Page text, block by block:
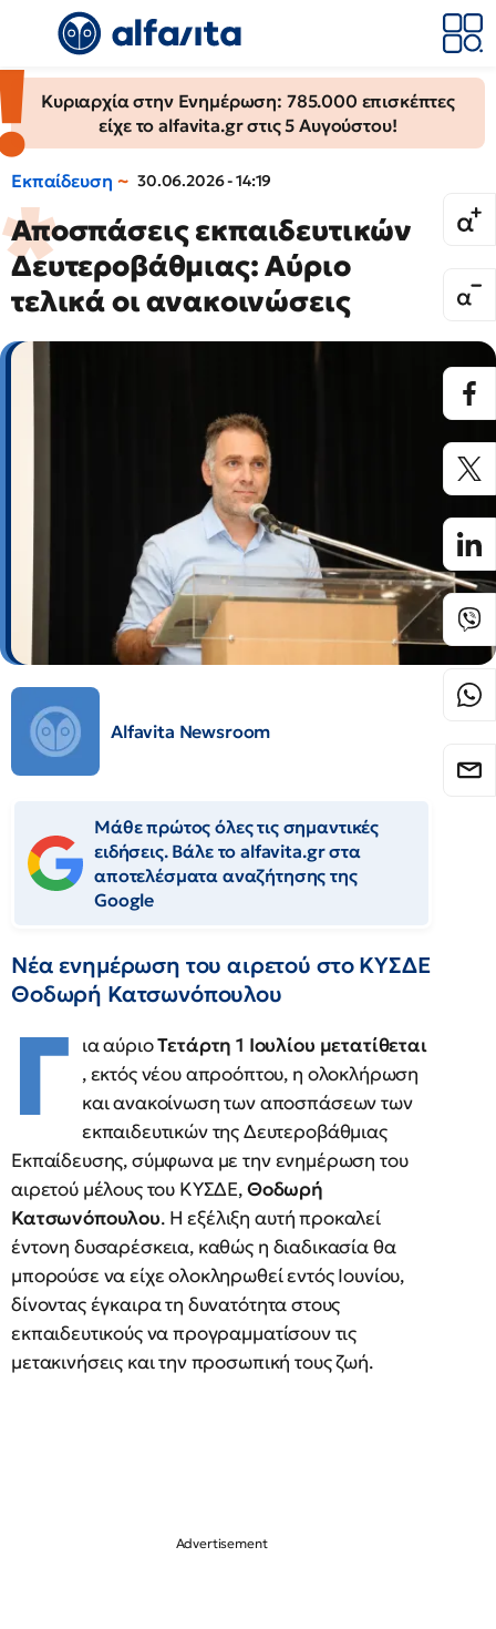
Κυριαρχία στην Ενημέρωση: 785.000 επισκέπτες
είχε το alfavita.gr στις 5 Αυγούστου!
Εκπαίδευση 30.06.2026 - 14:19
Αποσπάσεις εκπαιδευτικών
Δευτεροβάθμιας: Αύριο
τελικά οι ανακοινώσεις
Alfavita Newsroom
Μάθε πρώτος όλες τις σημαντικές
ειδήσεις. Βάλε το alfavita.gr στα
αποτελέσματα αναζήτησης της
Google
Νέα ενημέρωση του αιρετού στο ΚΥΣΔΕ
Θοδωρή Κατσωνόπουλου
Γ ια αύριοΤετάρτη 1 Ιουλίου μετατίθεται
, εκτός νέου απροόπτου, η ολοκλήρωση
και ανακοίνωση των αποσπάσεων των
εκπαιδευτικών της Δευτεροβάθμιας
Εκπαίδευσης, σύμφωνα με την ενημέρωση του
αιρετού μέλους του ΚΥΣΔΕ,Θοδωρή
Κατσωνόπουλου. Η εξέλιξη αυτή προκαλεί
έντονη δυσαρέσκεια, καθώς η διαδικασία θα
μπορούσε να είχε ολοκληρωθεί εντός Ιουνίου,
δίνοντας έγκαιρα τη δυνατότητα στους
εκπαιδευτικούς να προγραμματίσουν τις
μετακινήσεις και την προσωπική τους ζωή.